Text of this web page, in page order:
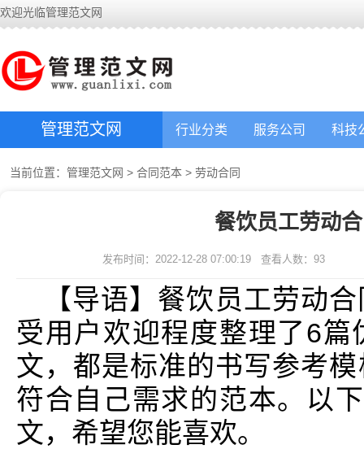
欢迎光临管理范文网
管理范文网 行业分类 服务公司 科技
当前位置： 管理范文网 > 合同范本 > 劳动合同
餐饮员工劳动
发布时间：2022-12-28 07:00:19 查看人数： 93
【导语】餐饮员工劳动
受用户欢迎程度整理了6
文，都是标准的书写参考
符合自己需求的范本。以
文，希望您能喜欢。